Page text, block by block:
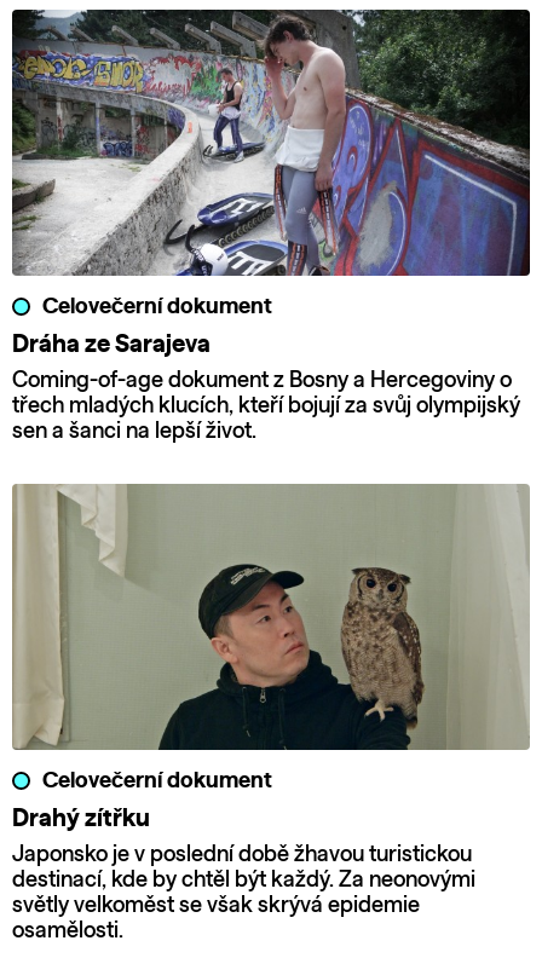
Celovečerní dokument
Dráha ze Sarajeva
Coming-of-age dokument z Bosny a Hercegoviny o
třech mladých klucích, kteří bojují za svůj olympijský
sen a šanci na lepší život.
Celovečerní dokument
Drahý zítřku
Japonsko je v poslední době žhavou turistickou
destinací, kde by chtěl být každý. Za neonovými
světly velkoměst se však skrývá epidemie
osamělosti.